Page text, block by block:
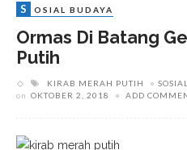
S OSIAL BUDAYA
Ormas Di Batang
Putih
KIRAB MERAH PUTIH
on OKTOBER 2, 2018 ADD